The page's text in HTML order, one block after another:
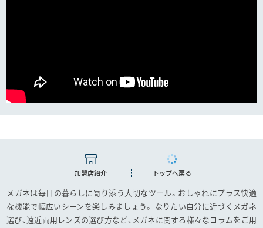
加盟店紹介 トップへ戻る
メガネは毎日の暮らしに寄り添う大切なツール。おしゃれにプラス快適
な機能で幅広いシーンを楽しみましょう。 なりたい自分に近づくメガネ
選び、遠近両用レンズの選び方など、メガネに関する様々なコラムをご用